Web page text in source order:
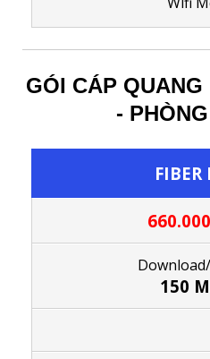
GÓI CÁP
-
FIBER
150